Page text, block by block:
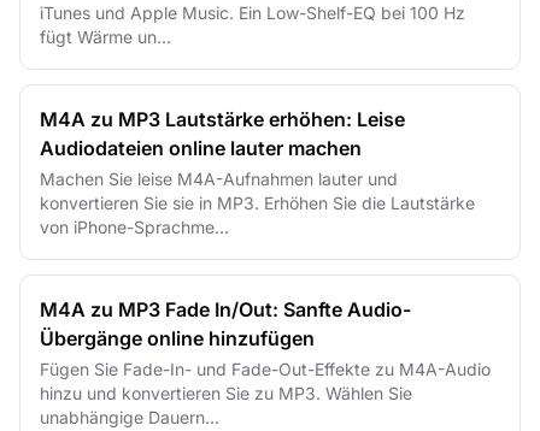
iTunes und Apple Music. Ein Low-Shelf-EQ bei 100 Hz
fügt Wärme un...
M4A zu MP3 Lautstärke erhöhen: Leise
Audiodateien online lauter machen
Machen Sie leise M4A-Aufnahmen lauter und
konvertieren Sie sie in MP3. Erhöhen Sie die Lautstärke
von iPhone-Sprachme...
M4A zu MP3 Fade In/Out: Sanfte Audio-
Übergänge online hinzufügen
Fügen Sie Fade-In- und Fade-Out-Effekte zu M4A-Audio
hinzu und konvertieren Sie zu MP3. Wählen Sie
unabhängige Dauern...